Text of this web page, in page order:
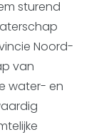
sturend
Noord-
van
water- en